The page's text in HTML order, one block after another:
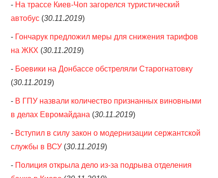
- На трассе Киев-Чоп загорелся туристический
автобус (30.11.2019)
- Гончарук предложил меры для снижения тарифов
на ЖКХ (30.11.2019)
- Боевики на Донбассе обстреляли Старогнатовку
(30.11.2019)
- В ГПУ назвали количество признанных виновными
в делах Евромайдана (30.11.2019)
- Вступил в силу закон о модернизации сержантской
службы в ВСУ (30.11.2019)
- Полиция открыла дело из-за подрыва отделения